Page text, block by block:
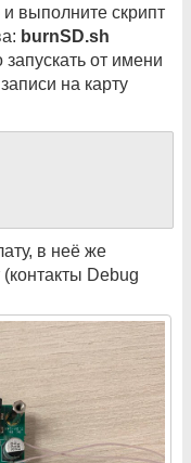
и выполните скрипт
burnSD.sh
запускать от имени
на карту
в неё же
Debug